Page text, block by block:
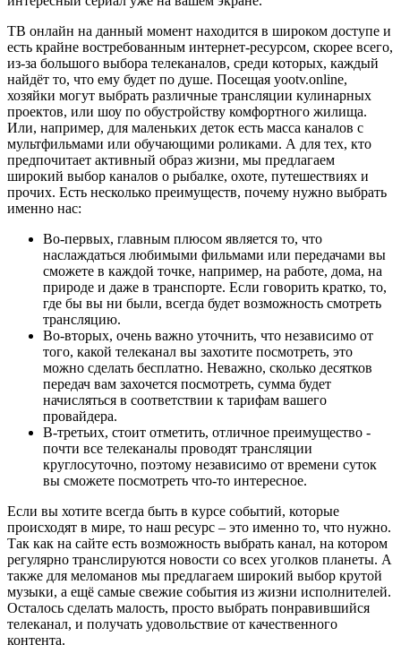
ТВ онлайн на данный момент находится в широком доступе и
есть крайне востребованным интернет-ресурсом, скорее всего,
из-за большого выбора телеканалов, среди которых, каждый
найдёт то, что ему будет по душе. Посещая yootv.online,
хозяйки могут выбрать различные трансляции кулинарных
проектов, или шоу по обустройству комфортного жилища.
Или, например, для маленьких деток есть масса каналов с
мультфильмами или обучающими роликами. А для тех, кто
предпочитает активный образ жизни, мы предлагаем
широкий выбор каналов о рыбалке, охоте, путешествиях и
прочих. Есть несколько преимуществ, почему нужно выбрать
именно нас:
Во-первых, главным плюсом является то, что
наслаждаться любимыми фильмами или передачами вы
сможете в каждой точке, например, на работе, дома, на
природе и даже в транспорте. Если говорить кратко, то,
где бы вы ни были, всегда будет возможность смотреть
трансляцию.
Во-вторых, очень важно уточнить, что независимо от
того, какой телеканал вы захотите посмотреть, это
можно сделать бесплатно. Неважно, сколько десятков
передач вам захочется посмотреть, сумма будет
начисляться в соответствии к тарифам вашего
провайдера.
В-третьих, стоит отметить, отличное преимущество -
почти все телеканалы проводят трансляции
круглосуточно, поэтому независимо от времени суток
вы сможете посмотреть что-то интересное.
Если вы хотите всегда быть в курсе событий, которые
происходят в мире, то наш ресурс – это именно то, что нужно.
Так как на сайте есть возможность выбрать канал, на котором
регулярно транслируются новости со всех уголков планеты. А
также для меломанов мы предлагаем широкий выбор крутой
музыки, а ещё самые свежие события из жизни исполнителей.
Осталось сделать малость, просто выбрать понравившийся
телеканал, и получать удовольствие от качественного
контента.